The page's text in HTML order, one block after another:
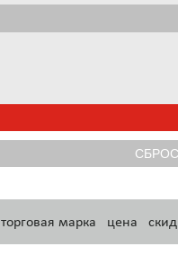
торговая марка цена